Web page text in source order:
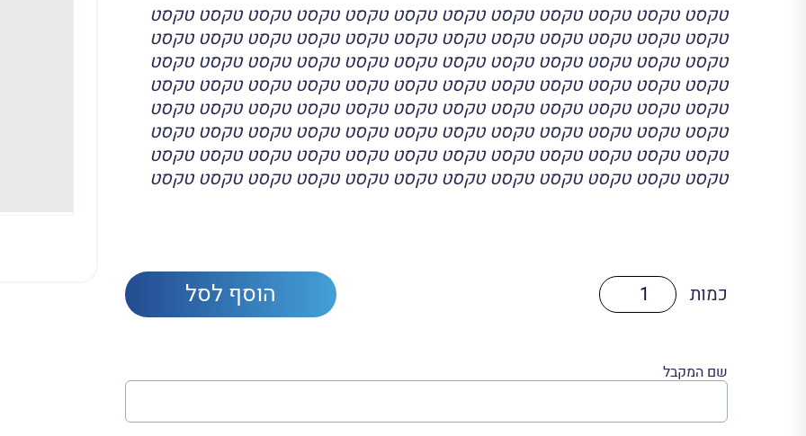
טקסט טקסט טקסט טקסט טקסט טקסט טקסט טקסט טקסט טקסט טקסט טקסט
טקסט טקסט טקסט טקסט טקסט טקסט טקסט טקסט טקסט טקסט טקסט טקסט
טקסט טקסט טקסט טקסט טקסט טקסט טקסט טקסט טקסט טקסט טקסט טקסט
טקסט טקסט טקסט טקסט טקסט טקסט טקסט טקסט טקסט טקסט טקסט טקסט
טקסט טקסט טקסט טקסט טקסט טקסט טקסט טקסט טקסט טקסט טקסט טקסט
טקסט טקסט טקסט טקסט טקסט טקסט טקסט טקסט טקסט טקסט טקסט טקסט
טקסט טקסט טקסט טקסט טקסט טקסט טקסט טקסט טקסט טקסט טקסט טקסט
טקסט טקסט טקסט טקסט טקסט טקסט טקסט טקסט טקסט טקסט טקסט טקסט
כמות
של
מוצר
הוסף לסל
שם המקבל